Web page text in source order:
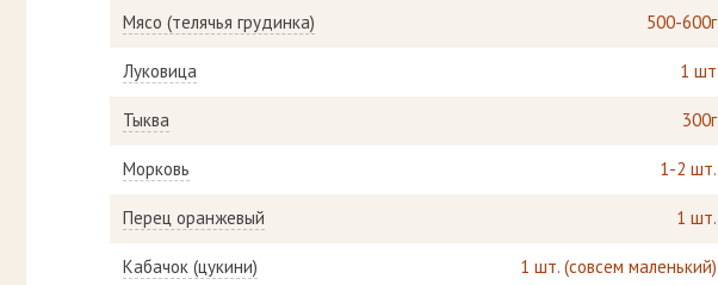
Мясо (телячья грудинка) 500-600г
Луковица 1 шт
Тыква 300г
Морковь 1-2 шт.
Перец оранжевый 1 шт.
Кабачок (цукини) 1 шт. (совсем маленький)